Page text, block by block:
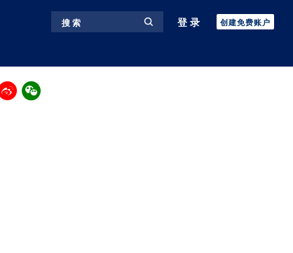
搜 索 登录 创建免费账户